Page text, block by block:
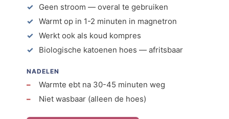
Geen stroom — overal te gebruiken
Warmt op in 1-2 minuten in magnetron
Werkt ook als koud kompres
Biologische katoenen hoes — afritsbaar
NADELEN
Warmte ebt na 30-45 minuten weg
Niet wasbaar (alleen de hoes)